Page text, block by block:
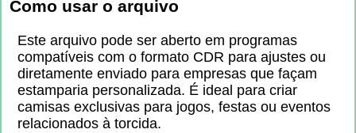
Como usar o arquivo
Este arquivo pode ser aberto em programas
compatíveis com o formato CDR para ajustes ou
diretamente enviado para empresas que façam
estamparia personalizada. É ideal para criar
camisas exclusivas para jogos, festas ou eventos
relacionados à torcida.